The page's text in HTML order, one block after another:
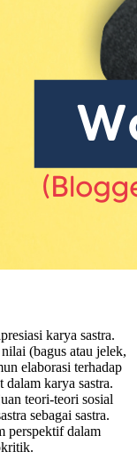
karya sastra.
(bagus atau jelek,
elaborasi terhadap
dalam karya sastra.
teori-teori sosial
sebagai sastra.
perspektif dalam